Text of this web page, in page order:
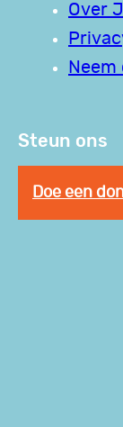
Over
Steun ons
Doe een